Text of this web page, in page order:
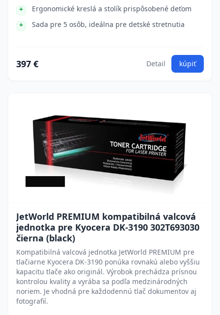
Ergonomické kreslá a stolík prispôsobené deťom
Sada pre 5 osôb, ideálna pre detské stretnutia
397 € Detail kúpiť
JetWorld PREMIUM kompatibilná valcová
jednotka pre Kyocera DK-3190 302T693030
čierna (black)
Kompatibilná valcová jednotka JetWorld PREMIUM pre
tlačiarne Kyocera DK-3190 ponúka rovnakú alebo vyššiu
kapacitu tlače ako originál. Výrobok prechádza prísnou
kontrolou kvality a vyrába sa podľa medzinárodných
noriem. Je vhodná pre každodennú tlač dokumentov aj
fotografií.